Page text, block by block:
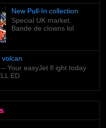
New Pull-In collection
Special UK market.
Bande de clowns lol
volcan
– Your easyJet fl ight today
ED